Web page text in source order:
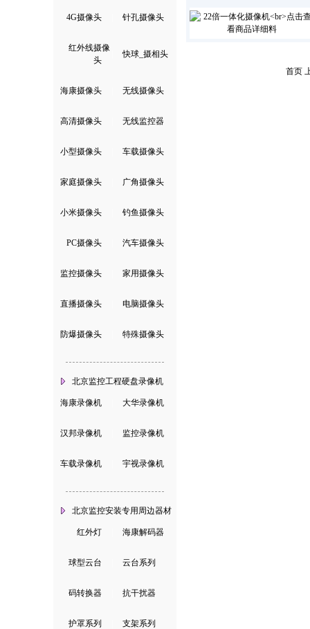
4G摄像头 针孔摄像头
红外线摄像
头
快球_摄相头
海康摄像头 无线摄像头
高清摄像头 无线监控器
小型摄像头 车载摄像头
家庭摄像头 广角摄像头
小米摄像头 钓鱼摄像头
PC摄像头 汽车摄像头
监控摄像头 家用摄像头
直播摄像头 电脑摄像头
防爆摄像头 特殊摄像头
北京监控工程硬盘录像机
海康录像机 大华录像机
汉邦录像机 监控录像机
车载录像机 宇视录像机
北京监控安装专用周边器材
红外灯 海康解码器
球型云台 云台系列
码转换器 抗干扰器
护罩系列 支架系列
首页